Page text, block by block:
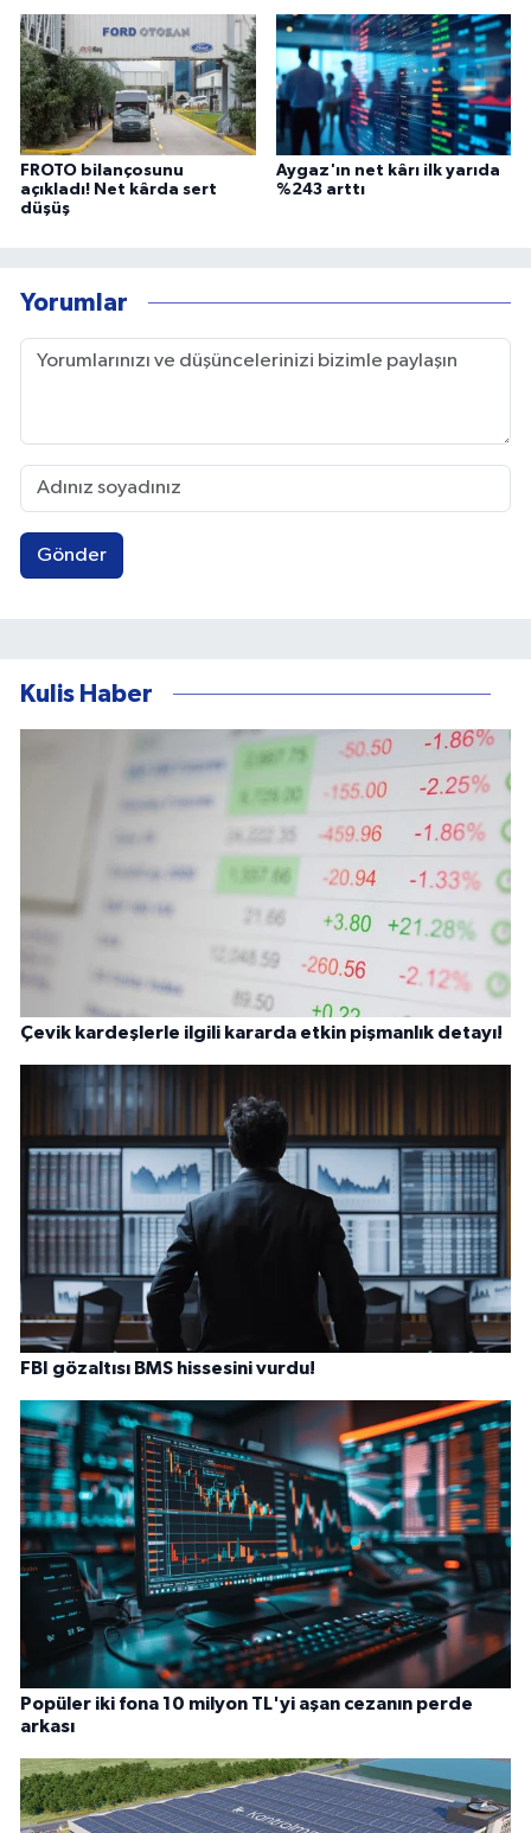
FROTO bilançosunu
açıkladı! Net kârda sert
düşüş
Aygaz'ın net kârı ilk yarıda
%243 arttı
Yorumlar
Gönder
Kulis Haber
Çevik kardeşlerle ilgili kararda etkin pişmanlık detayı!
FBI gözaltısı BMS hissesini vurdu!
Popüler iki fona 10 milyon TL'yi aşan cezanın perde
arkası